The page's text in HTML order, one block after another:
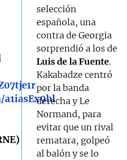
selección
española, una
contra de Georgia
sorprendió a los de
Luis de la Fuente.
Kakabadze centró
por la banda
derecha y Le
Normand, para
evitar que un rival
rematara, golpeó
al balón y se lo